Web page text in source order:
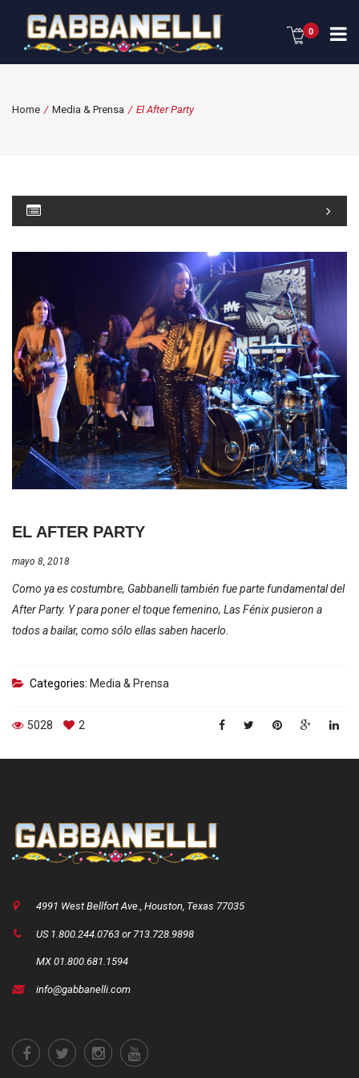
0
Home / Media & Prensa / El After Party
EL AFTER PARTY
mayo 8, 2018
Como ya es costumbre, Gabbanelli también fue parte fundamental del
After Party. Y para poner el toque femenino, Las Fénix pusieron a
todos a bailar, como sólo ellas saben hacerlo.
Categories: Media & Prensa
5028 2
4991 West Bellfort Ave., Houston, Texas 77035
US 1.800.244.0763 or 713.728.9898
MX 01.800.681.1594
info@gabbanelli.com